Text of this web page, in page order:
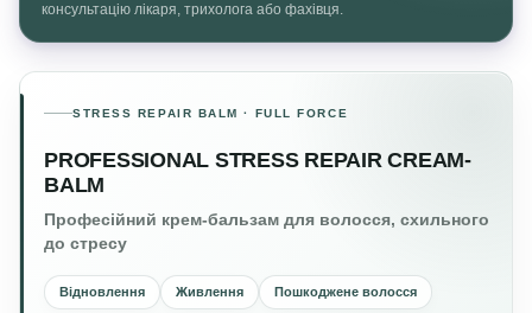
консультацію лікаря, трихолога або фахівця.
STRESS REPAIR BALM · FULL FORCE
PROFESSIONAL STRESS REPAIR CREAM-
BALM
Професійний крем-бальзам для волосся, схильного
до стресу
Відновлення Живлення Пошкоджене волосся